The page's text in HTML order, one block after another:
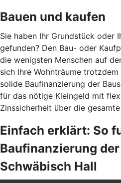
Bauen und kaufen
Sie haben Ihr Grundstück oder
gefunden? Den Bau- oder
die wenigsten Menschen auf
sich Ihre Wohnträume
solide Baufinanzierung der
für das nötige Kleingeld mit
Zinssicherheit über die
Einfach erklärt: So
Baufinanzierung
Schwäbisch Hall